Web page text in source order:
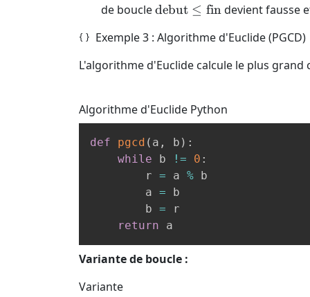
de boucle\text{debut}
\text{fin}
debut ≤ findevient fausse
Exemple 3 : Algorithme d'Euclide (PGCD)
L'algorithme d'Euclide calcule le plus
Algorithme d'Euclide Python
def pgcd ( a , b ) :
while b != 0 :
        r
= a % b
        a
= b
        b
= r
return a
Variante de boucle :
Variante